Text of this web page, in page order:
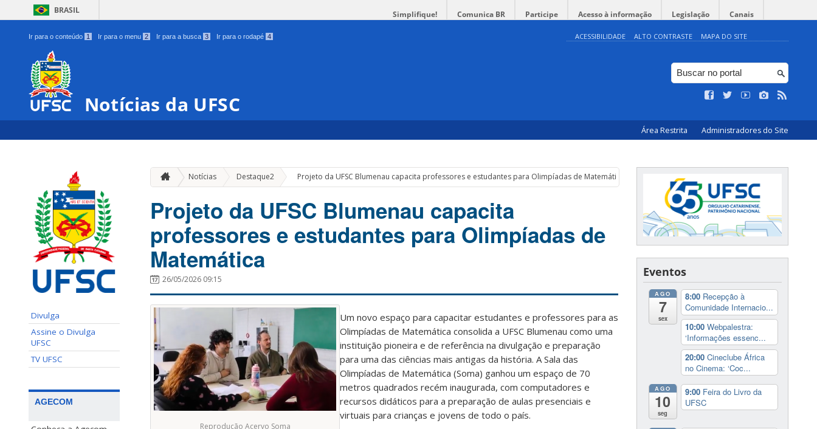
BRASIL Simplifique! Comunica BR Participe Acesso à informação Legislação Canais
Ir para o conteúdo 1 Ir para o menu 2 Ir para a busca 3 Ir para o rodapé 4 ACESSIBILIDADE ALTO CONTRASTE MAPA DO SITE
Notícias da UFSC
Área Restrita Administradores do Site
Divulga
Assine o Divulga
UFSC
TV UFSC
AGECOM
Notícias Destaque2 » Projeto da UFSC Blumenau capacita professores e estudantes para Olimpíadas de Matemática
Projeto da UFSC Blumenau capacita
professores e estudantes para Olimpíadas de
Matemática
26/05/2026 09:15
Reprodução Acervo Soma
Um novo espaço para capacitar estudantes e professores para as
Olimpíadas de Matemática consolida a UFSC Blumenau como uma
instituição pioneira e de referência na divulgação e preparação
para uma das ciências mais antigas da história. A Sala das
Olimpíadas de Matemática (Soma) ganhou um espaço de 70
metros quadrados recém inaugurada, com computadores e
recursos didáticos para a preparação de aulas presenciais e
virtuais para crianças e jovens de todo o país.
Eventos
AGO
7
sex
8:00 Recepção à
Comunidade Internacio...
10:00 Webpalestra:
‘Informações essenc...
20:00 Cineclube África
no Cinema: ‘Coc...
AGO
10
seg
9:00 Feira do Livro da
UFSC